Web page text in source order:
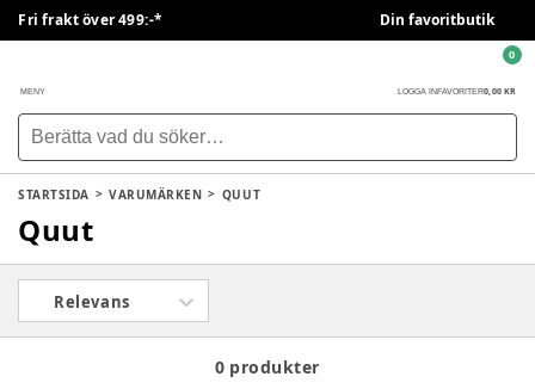
Fri frakt över 499:-* Din favoritbutik
MENY LOGGA IN FAVORITER0,00 KR
0
STARTSIDA VARUMÄRKEN QUUT
Quut
Relevans
0 produkter